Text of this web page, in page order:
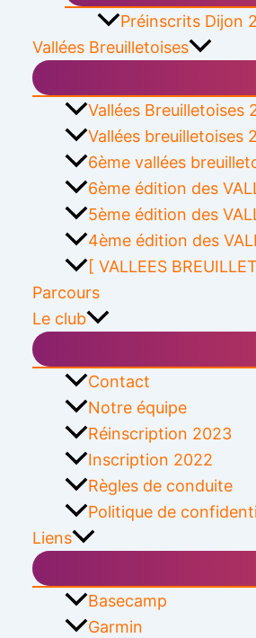
Préinscrits Dijon
Vallées Breuilletoises
Vallées Breuilletoises
Vallées breuilletoises
6ème vallées
6ème édition des
5ème édition des
4ème édition des
[ VALLEES
Parcours
Le club
Contact
Notre équipe
Réinscription 2023
Inscription 2022
Règles de conduite
Politique de
Liens
Basecamp
Garmin